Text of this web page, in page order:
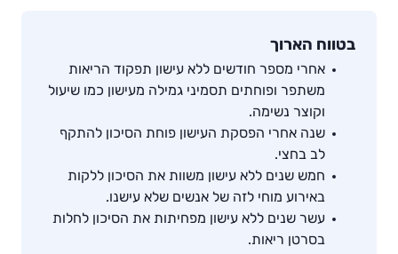
בטווח הארוך
אחרי מספר חודשים ללא עישון תפקוד הריאות
משתפר ופוחתים תסמיני גמילה מעישון כמו שיעול
וקוצר נשימה.
שנה אחרי הפסקת העישון פוחת הסיכון להתקף
לב בחצי.
חמש שנים ללא עישון משוות את הסיכון ללקות
באירוע מוחי לזה של אנשים שלא עישנו.
עשר שנים ללא עישון מפחיתות את הסיכון לחלות
בסרטן ריאות.